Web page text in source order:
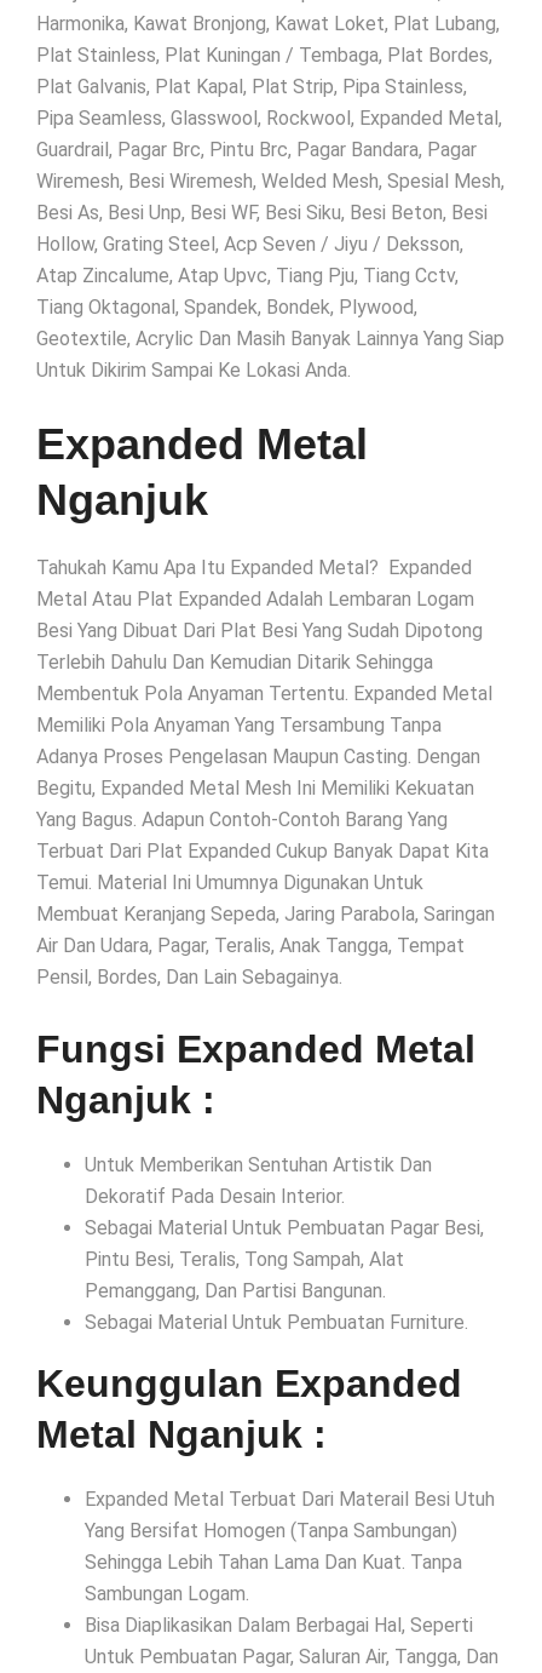
Harmonika, Kawat Bronjong, Kawat Loket, Plat Lubang,
Plat Stainless, Plat Kuningan / Tembaga, Plat Bordes,
Plat Galvanis, Plat Kapal, Plat Strip, Pipa Stainless,
Pipa Seamless, Glasswool, Rockwool, Expanded Metal,
Guardrail, Pagar Brc, Pintu Brc, Pagar Bandara, Pagar
Wiremesh, Besi Wiremesh, Welded Mesh, Spesial Mesh,
Besi As, Besi Unp, Besi WF, Besi Siku, Besi Beton, Besi
Hollow, Grating Steel, Acp Seven / Jiyu / Deksson,
Atap Zincalume, Atap Upvc, Tiang Pju, Tiang Cctv,
Tiang Oktagonal, Spandek, Bondek, Plywood,
Geotextile, Acrylic Dan Masih Banyak Lainnya Yang Siap
Untuk Dikirim Sampai Ke Lokasi Anda.
Expanded Metal
Nganjuk
Tahukah Kamu Apa Itu Expanded Metal? Expanded
Metal Atau Plat Expanded Adalah Lembaran Logam
Besi Yang Dibuat Dari Plat Besi Yang Sudah Dipotong
Terlebih Dahulu Dan Kemudian Ditarik Sehingga
Membentuk Pola Anyaman Tertentu. Expanded Metal
Memiliki Pola Anyaman Yang Tersambung Tanpa
Adanya Proses Pengelasan Maupun Casting. Dengan
Begitu, Expanded Metal Mesh Ini Memiliki Kekuatan
Yang Bagus. Adapun Contoh-Contoh Barang Yang
Terbuat Dari Plat Expanded Cukup Banyak Dapat Kita
Temui. Material Ini Umumnya Digunakan Untuk
Membuat Keranjang Sepeda, Jaring Parabola, Saringan
Air Dan Udara, Pagar, Teralis, Anak Tangga, Tempat
Pensil, Bordes, Dan Lain Sebagainya.
Fungsi Expanded Metal
Nganjuk :
Untuk Memberikan Sentuhan Artistik Dan
Dekoratif Pada Desain Interior.
Sebagai Material Untuk Pembuatan Pagar Besi,
Pintu Besi, Teralis, Tong Sampah, Alat
Pemanggang, Dan Partisi Bangunan.
Sebagai Material Untuk Pembuatan Furniture.
Keunggulan Expanded
Metal Nganjuk :
Expanded Metal Terbuat Dari Materail Besi Utuh
Yang Bersifat Homogen (Tanpa Sambungan)
Sehingga Lebih Tahan Lama Dan Kuat. Tanpa
Sambungan Logam.
Bisa Diaplikasikan Dalam Berbagai Hal, Seperti
Untuk Pembuatan Pagar, Saluran Air, Tangga, Dan